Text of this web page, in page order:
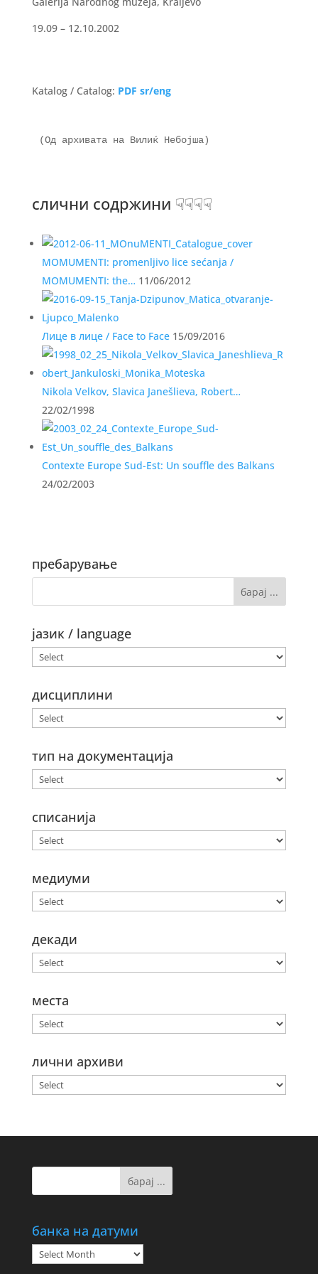
19.09 – 12.10.2002
Katalog / Catalog: PDF sr/eng
(Од архивата на Вилиќ Небојша)
слични содржини ☟☟☟☟
MOMUMENTI: promenljivo lice sećanja /
MOMUMENTI: the… 11/06/2012
Лице в лице / Face to Face15/09/2016
Nikola Velkov, Slavica Janešlieva, Robert…
22/02/1998
Contexte Europe Sud-Est: Un souffle des Balkans
24/02/2003
пребарување
јазик / language
дисциплини
тип на документација
списанија
медиуми
декади
места
лични архиви
банка на датуми
банка
на